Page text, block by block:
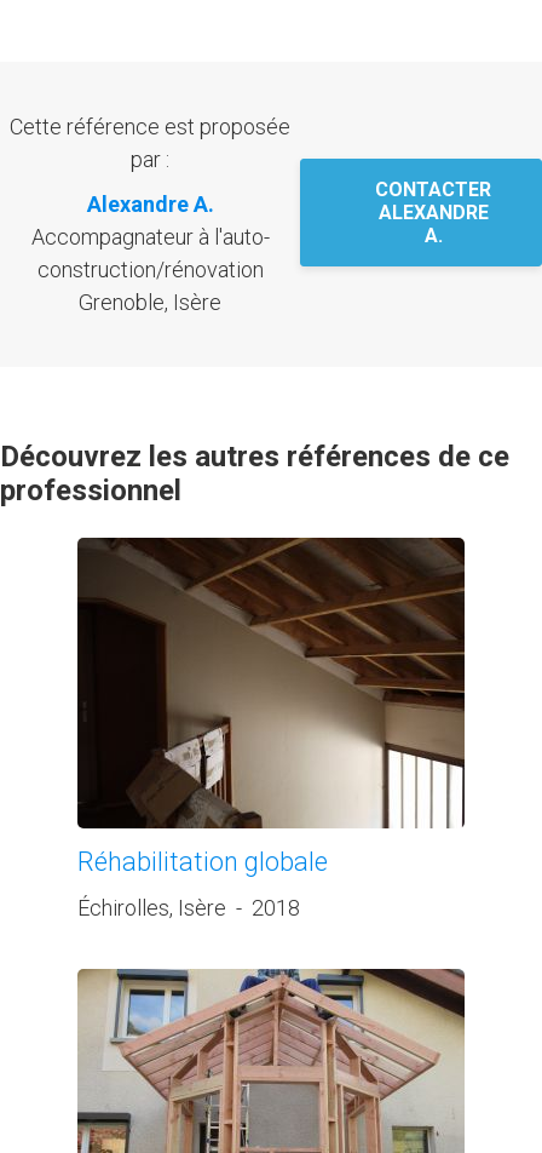
Cette référence est proposée
par :
Alexandre A.
Accompagnateur à l'auto-
construction/rénovation
Grenoble, Isère
CONTACTER
ALEXANDRE
A.
Découvrez les autres références de ce
professionnel
Réhabilitation globale
Échirolles, Isère - 2018